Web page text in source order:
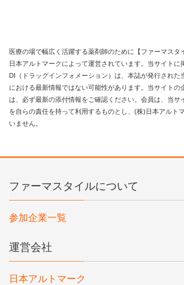
医療の場で幅広く活躍する薬剤師のために【ファーマスタ
日本アルトマークによって運営されています。当サイトに
DI（ドラッグインフォメーション）は、本誌が発行された
における最新情報ではない可能性があります。当サイトの
は、必ず最新の添付情報をご確認ください。会員は、当サ
を自らの責任を持って利用するものとし、(株)日本アルト
いません。
ファーマスタイルについて
参加企業一覧
運営会社
日本アルトマーク